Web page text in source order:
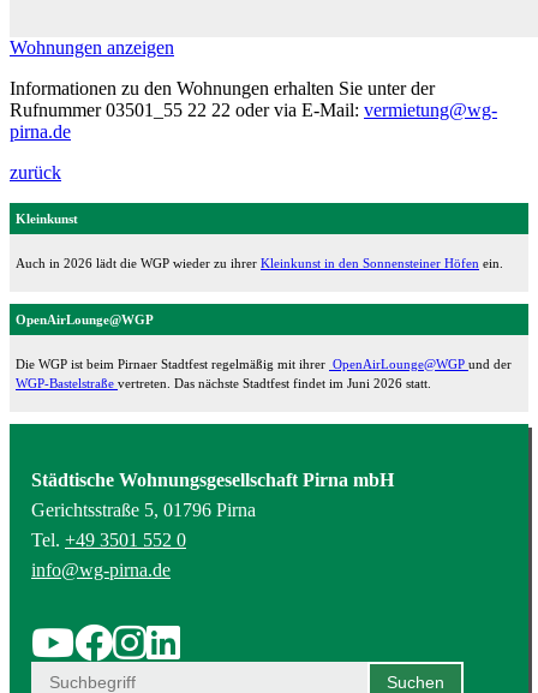
Wohnungen anzeigen
Informationen zu den Wohnungen erhalten Sie unter der
Rufnummer 03501_55 22 22 oder via E-Mail: vermietung@wg-
pirna.de
zurück
Kleinkunst
Auch in 2026 lädt die WGP wieder zu ihrer Kleinkunst in den Sonnensteiner Höfen ein.
OpenAirLounge@WGP
Die WGP ist beim Pirnaer Stadtfest regelmäßig mit ihrer OpenAirLounge@WGP und der
WGP-Bastelstraße vertreten. Das nächste Stadtfest findet im Juni 2026 statt.
Städtische Wohnungsgesellschaft Pirna mbH
Gerichtsstraße 5, 01796 Pirna
Tel. +49 3501 552 0
info@wg-pirna.de